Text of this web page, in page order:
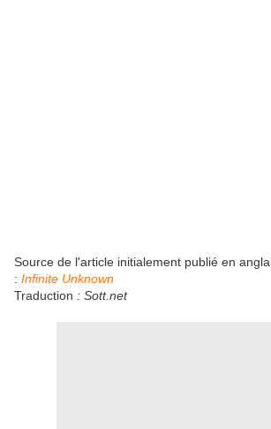
Source de l'article initialement publié en
: Infinite Unknown
Traduction : Sott.net